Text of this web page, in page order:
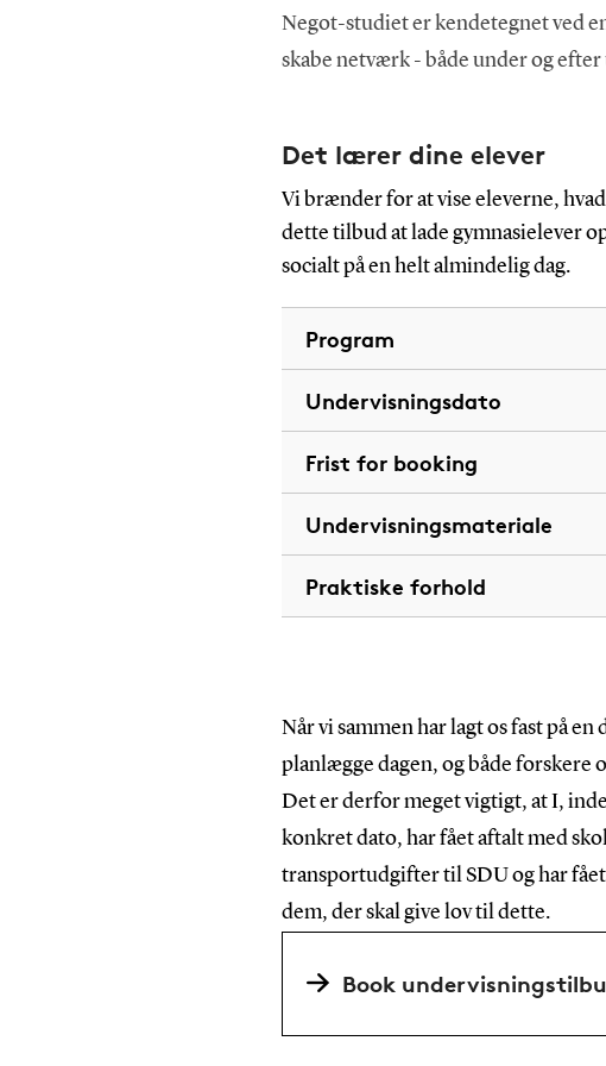
Negot-studiet er kendetegnet ved
skabe netværk - både under og efter
Det lærer dine elever
Vi brænder for at vise eleverne,
dette tilbud at lade gymnasielever
socialt på en helt almindelig dag.
Program
Undervisningsdato
Frist for booking
Undervisningsmateriale
Praktiske forhold
Når vi sammen har lagt os fast på en
planlægge dagen, og både
Det er derfor meget vigtigt, at I,
konkret dato, har fået aftalt med
transportudgifter til SDU og har
dem, der skal give lov til dette.
Book